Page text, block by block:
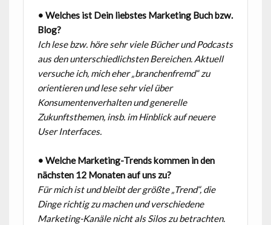
• Welches ist Dein liebstes Marketing Buch bzw.
Blog?
Ich lese bzw. höre sehr viele Bücher und Podcasts
aus den unterschiedlichstenBereichen. Aktuell
versuche ich, mich eher „branchenfremd“ zu
orientieren und lesesehr viel über
Konsumentenverhalten und generelle
Zukunftsthemen, insb. imHinblick auf neuere
User Interfaces.
• Welche Marketing-Trends kommen in den
nächsten 12 Monaten auf uns zu?
Für mich ist und bleibt der größte „Trend“, die
Dinge richtig zu machen und verschiedene
Marketing-Kanäle nicht als Silos zu betrachten.